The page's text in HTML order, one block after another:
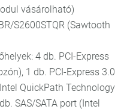
vásárolható)
S2600STQR (Sawtooth
4 db. PCI-Express
1 db. PCI-Express 3.0
QuickPath Technology
SAS/SATA port (Intel